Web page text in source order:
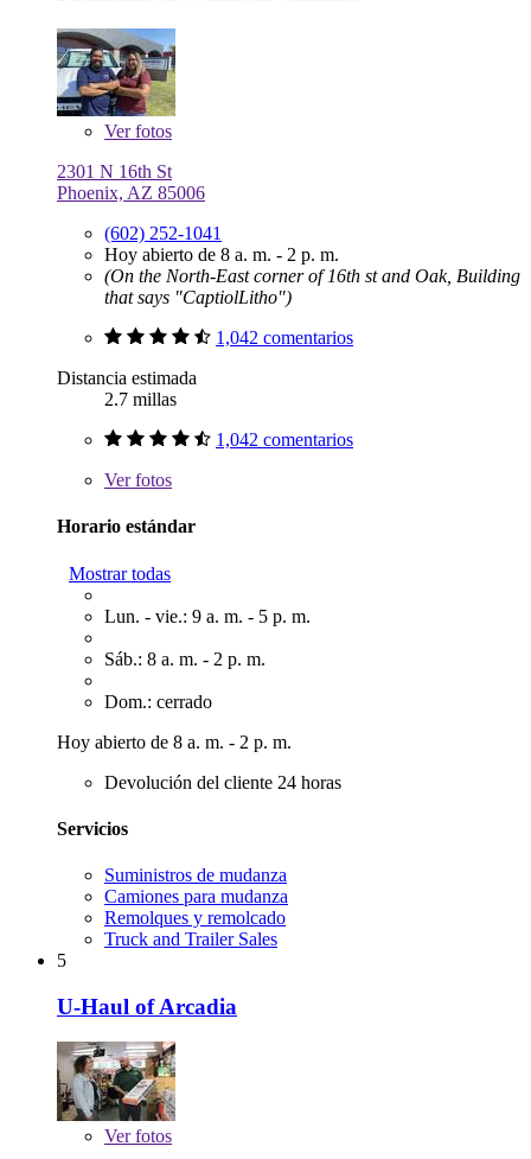
Verfotos
2301 N 16th St
Phoenix, AZ 85006
(602) 252-1041
Hoy abierto de 8 a. m. - 2 p. m.
(On the North-East corner of 16th st and Oak, Building
that says "CaptiolLitho")
1,042 comentarios
Distancia estimada
2.7 millas
1,042 comentarios
Verfotos
Horario estándar
Mostrar todas
Lun. - vie.: 9 a. m. - 5 p. m.
Sáb.: 8 a. m. - 2 p. m.
Dom.: cerrado
Hoy abierto de 8 a. m. - 2 p. m.
Devolución del cliente 24 horas
Servicios
Suministros de mudanza
Camiones para mudanza
Remolques y remolcado
Truck and Trailer Sales
5
U-Haul of Arcadia
Verfotos